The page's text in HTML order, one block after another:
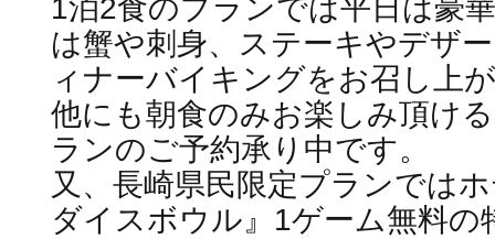
1泊2食のプランでは平日は豪
は蟹や刺身、ステーキやデザ
ィナーバイキングをお召し上
他にも朝食のみお楽しみ頂け
ランのご予約承り中です。
又、長崎県民限定プランでは
ダイスボウル』1ゲーム無料の